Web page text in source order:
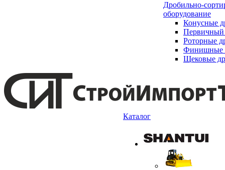
Дробильно-
оборудование
Конусные
Первичный
Роторные
Финишные
Щековые
Каталог